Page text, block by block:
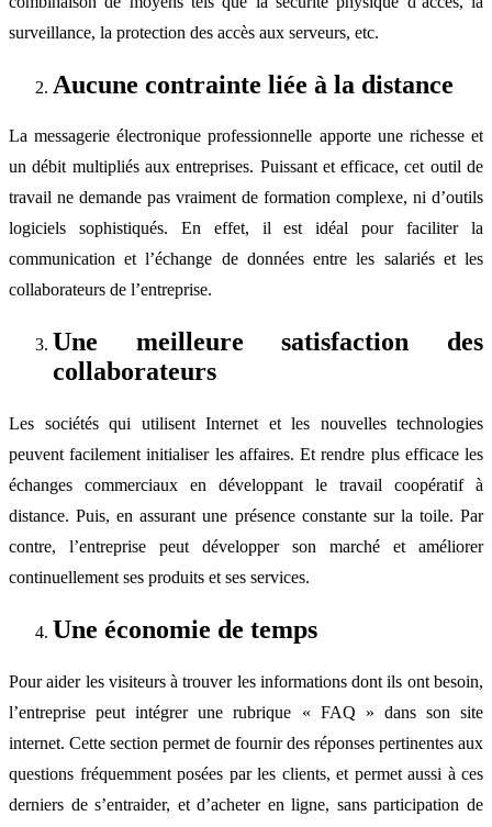
surveillance, la protection des accès aux serveurs, etc.
Aucune contrainte liée à la distance
La messagerie électronique professionnelle apporte une richesse et
un débit multipliés aux entreprises. Puissant et efficace, cet outil de
travail ne demande pas vraiment de formation complexe, ni d’outils
logiciels sophistiqués. En effet, il est idéal pour faciliter la
communication et l’échange de données entre les salariés et les
collaborateurs de l’entreprise.
Une meilleure satisfaction des
collaborateurs
Les sociétés qui utilisent Internet et les nouvelles technologies
peuvent facilement initialiser les affaires. Et rendre plus efficace les
échanges commerciaux en développant le travail coopératif à
distance. Puis, en assurant une présence constante sur la toile. Par
contre, l’entreprise peut développer son marché et améliorer
continuellement ses produits et ses services.
Une économie de temps
Pour aider les visiteurs à trouver les informations dont ils ont besoin,
l’entreprise peut intégrer une rubrique « FAQ » dans son site
internet. Cette section permet de fournir des réponses pertinentes aux
questions fréquemment posées par les clients, et permet aussi à ces
derniers de s’entraider, et d’acheter en ligne, sans participation de